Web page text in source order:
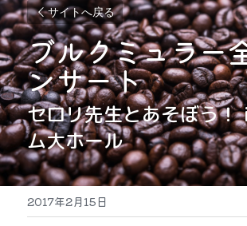
サイトへ戻る
ブルクミュラー
ンサート
セロリ先生とあそぼう！
ム大ホール
2017年2月15日